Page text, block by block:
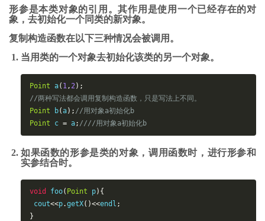
形参是本类对象的引用。其作用是使用一个已经存在的对
象，去初始化一个同类的新对象。
复制构造函数在以下三种情况会被调用。
当用类的一个对象去初始化该类的另一个对象。
Point a( 1,2) ;
//两种写法都会调用复制构造函数，只是写法上不同。
Point
b(a) ; //用对象a初始化b
Point c = a; ////用对象a初始化b
如果函数的形参是类的对象，调用函数时，进行形参和
实参结合时。
void foo( Point p) {
cout<<p.getX()<<endl ;
}